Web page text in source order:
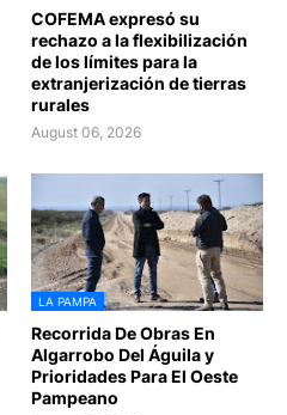
COFEMA expresó su
rechazo a la flexibilización
de los límites para la
extranjerización de tierras
rurales
August 06, 2026
LA PAMPA
Recorrida De Obras En
Algarrobo Del Águila y
Prioridades Para El Oeste
Pampeano